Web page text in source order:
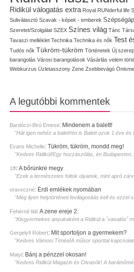
Ridikül válogatás extra Royal RUNderful life
Suliválasztó Szavak - képek - emberek
Szeretet/Szolgálat SZEX Színes világ Tánc
Tavaszi melléklet Technika Technika és nők Test
Tudós nők Tükröm-tükröm Történetek Új
barangolás Városi barangolások Vásárlás velem
Webkurzus Üzletasszony Zene Zsebbevágó
A legutóbbi kommentek
Bardóczi-Biró Emese: Mindenem a balett!
"Hát igen nehéz a balett!én is Balett ozok 1 éve
Evans Michelle: Tükröm, tükröm, mondd meg!
"Kedves Ridikül!Egy hozzàszòlàs, èn
1ffi:A bőrünkre megy
"Ezek a természetes foltok olyanok, mint apró
oraveczné: Érdi emlékek nyomában
"Még ilyen helytörténeti fevilágositás kell és ezzel
Fehérné Ildi:A zene ereje 2.
"Kisgyermekes anyukaként a Ridikül a ˝vasalós˝
Gergelyfi Róbert: Mit sportoljon a gyermekem?
"Kedves Vámosi Tímea!A műsor sporttal
Matyi: Bánj a pénzzel okosan!
"Kedves Ridikül Magazin és Olvasók! A